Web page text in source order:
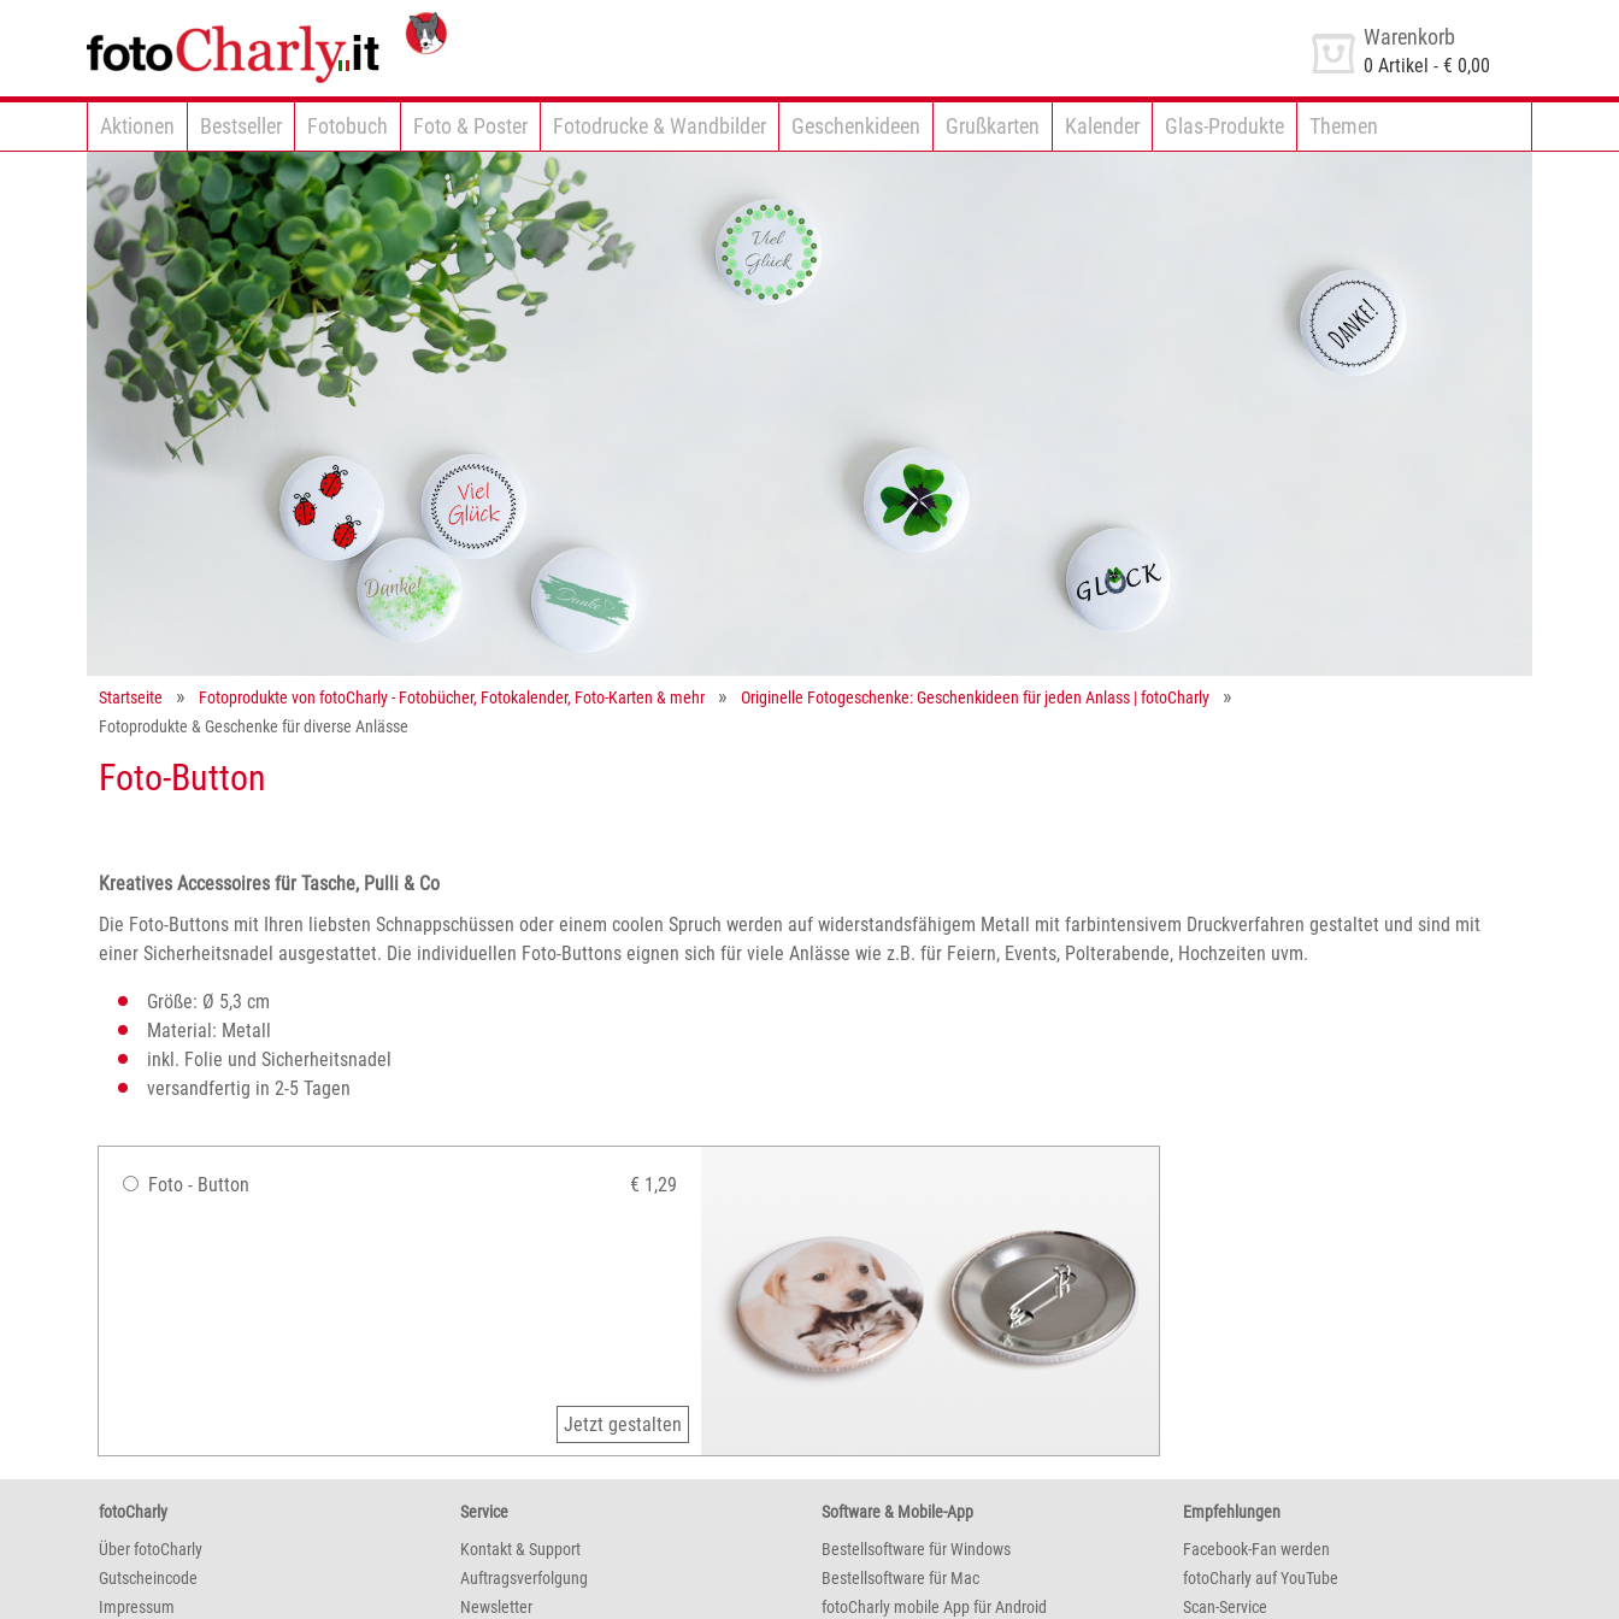
Warenkorb
0 Artikel - € 0,00
Aktionen Bestseller Fotobuch Foto & Poster Fotodrucke & Wandbilder Geschenkideen Grußkarten Kalender Glas-Produkte Themen
Startseite Fotoprodukte von fotoCharly - Fotobücher, Fotokalender, Foto-Karten & mehr
Originelle Fotogeschenke: Geschenkideen für jeden Anlass | fotoCharly
Fotoprodukte & Geschenke für diverse Anlässe
Foto-Button
Kreatives Accessoires für Tasche, Pulli & Co
Die Foto-Buttons mit Ihren liebsten Schnappschüssen oder einem coolen Spruch werden auf widerstandsfähigem Metall mit farbintensivem Druckverfahren gestaltet und sind mit
einer Sicherheitsnadel ausgestattet. Die individuellen Foto-Buttons eignen sich für viele Anlässe wie z.B. für Feiern, Events, Polterabende, Hochzeiten uvm.
Größe: Ø 5,3 cm
Material: Metall
inkl. Folie und Sicherheitsnadel
versandfertig in 2-5 Tagen
Foto - Button € 1,29
Jetzt gestalten
fotoCharly
Über fotoCharly
Gutscheincode
Impressum
Service
Kontakt & Support
Auftragsverfolgung
Newsletter
Software & Mobile-App
Bestellsoftware für Windows
Bestellsoftware für Mac
fotoCharly mobile App für Android
Empfehlungen
Facebook-Fan werden
fotoCharly auf YouTube
Scan-Service